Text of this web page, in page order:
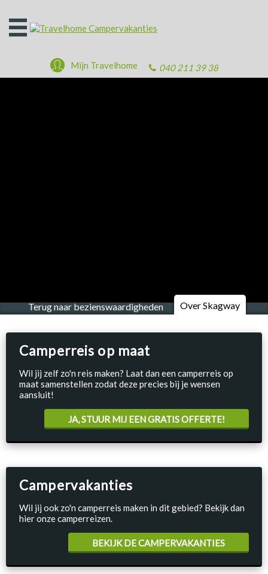
Open
het
040 211 39 38
Mijn Travelhome
Terug naar bezienswaardigheden Over Skagway
Camperreis op maat
Wil jij zelf zo'n reis maken? Laat dan een camperreis op
maat samenstellen zodat deze precies bij je wensen
aansluit!
JA, STUUR MIJ EEN GRATIS OFFERTE!
Campervakanties
Wil jij ook zo'n camperreis maken in dit gebied? Bekijk dan
hier onze camperreizen.
BEKIJK DE CAMPERVAKANTIES